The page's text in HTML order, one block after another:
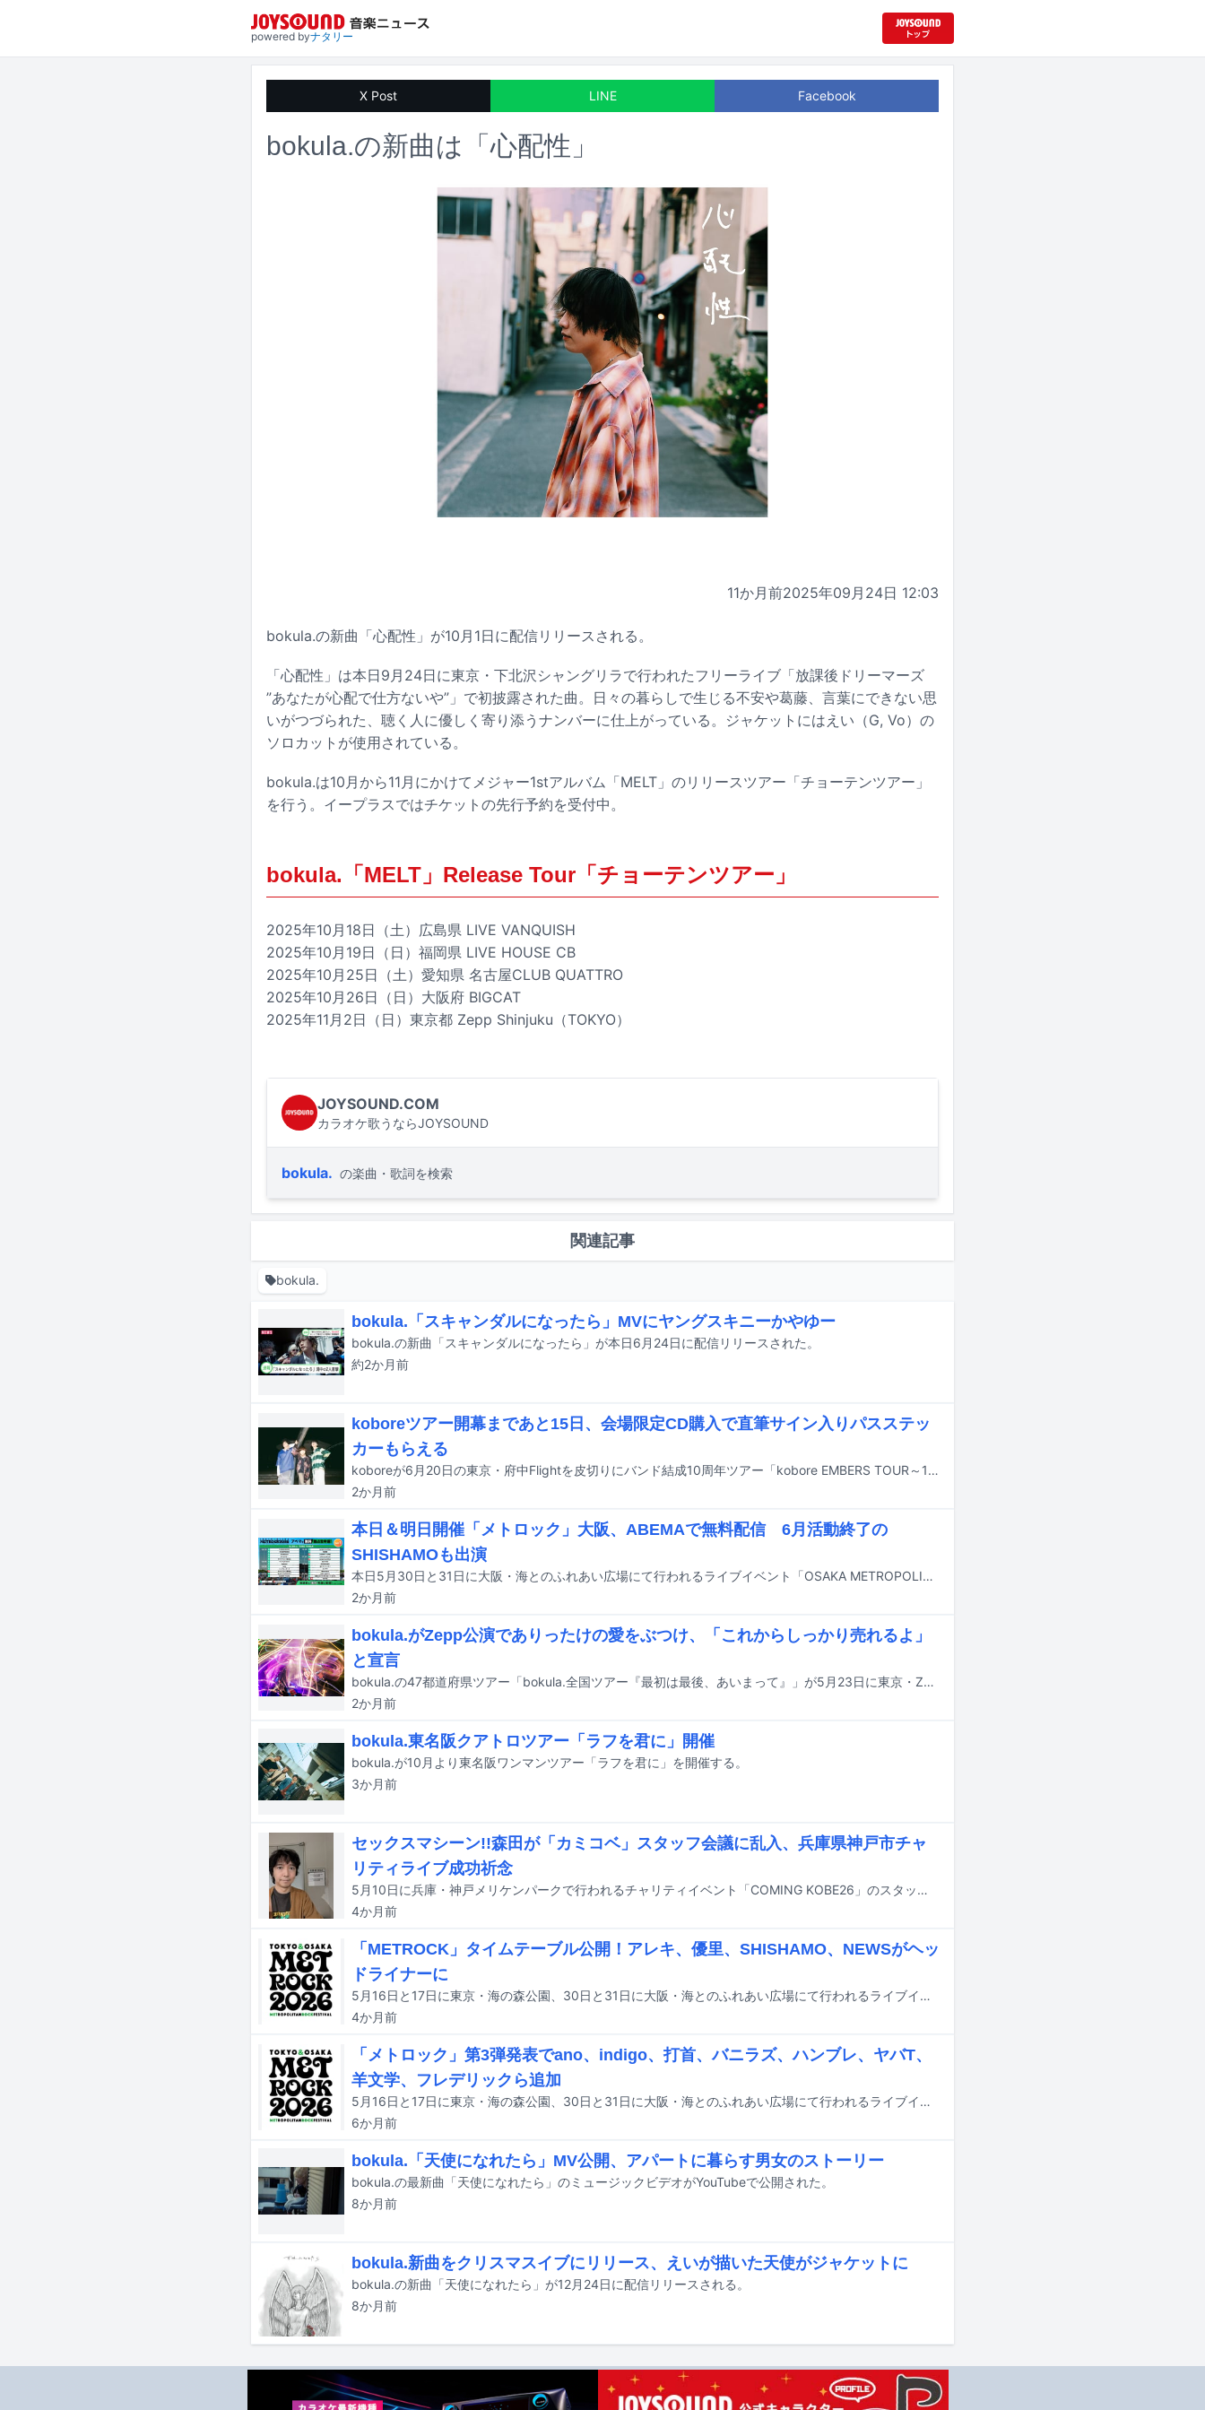
powered byナタリー
X Post LINE Facebook
bokula.の新曲は「心配性」
11か月前2025年09月24日 12:03
bokula.の新曲「心配性」が10月1日に配信リリースされる。
「心配性」は本日9月24日に東京・下北沢シャングリラで行われたフリーライブ「放課後ドリーマーズ
”あなたが心配で仕方ないや”」で初披露された曲。日々の暮らしで生じる不安や葛藤、言葉にできない思
いがつづられた、聴く人に優しく寄り添うナンバーに仕上がっている。ジャケットにはえい（G, Vo）の
ソロカットが使用されている。
bokula.は10月から11月にかけてメジャー1stアルバム「MELT」のリリースツアー「チョーテンツアー」
を行う。イープラスではチケットの先行予約を受付中。
bokula.「MELT」Release Tour「チョーテンツアー」
2025年10月18日（土）広島県 LIVE VANQUISH
2025年10月19日（日）福岡県 LIVE HOUSE CB
2025年10月25日（土）愛知県 名古屋CLUB QUATTRO
2025年10月26日（日）大阪府 BIGCAT
2025年11月2日（日）東京都 Zepp Shinjuku（TOKYO）
JOYSOUND.COM
カラオケ歌うならJOYSOUND
bokula. の楽曲・歌詞を検索
関連記事
bokula.
bokula.「スキャンダルになったら」MVにヤングスキニーかやゆー
bokula.の新曲「スキャンダルになったら」が本日6月24日に配信リリースされた。
約2か月前
koboreツアー開幕まであと15日、会場限定CD購入で直筆サイン入りパスステッ
カーもらえる
koboreが6月20日の東京・府中Flightを皮切りにバンド結成10周年ツアー「kobore EMBERS TOUR～10th Anniversary～」を開催。ツアー初日より会場限定CD「EMBERS」をリリースする。
2か月前
本日＆明日開催「メトロック」大阪、ABEMAで無料配信 6月活動終了の
SHISHAMOも出演
本日5月30日と31日に大阪・海とのふれあい広場にて行われるライブイベント「OSAKA METROPOLITAN ROCK FESTIVAL 2026」の模様が、ABEMAのメトロックチャンネルにて無料配信される。
2か月前
bokula.がZepp公演でありったけの愛をぶつけ、「これからしっかり売れるよ」
と宣言
bokula.の47都道府県ツアー「bokula.全国ツアー『最初は最後、あいまって』」が5月23日に東京・Zepp DiverCity（TOKYO）で閉幕した。
2か月前
bokula.東名阪クアトロツアー「ラフを君に」開催
bokula.が10月より東名阪ワンマンツアー「ラフを君に」を開催する。
3か月前
セックスマシーン!!森田が「カミコベ」スタッフ会議に乱入、兵庫県神戸市チャ
リティライブ成功祈念
5月10日に兵庫・神戸メリケンパークで行われるチャリティイベント「COMING KOBE26」のスタッフ会議に、セックスマシーン!!の森田剛史（Vo, Key）が乱入した。
4か月前
「METROCK」タイムテーブル公開！アレキ、優里、SHISHAMO、NEWSがヘッ
ドライナーに
5月16日と17日に東京・海の森公園、30日と31日に大阪・海とのふれあい広場にて行われるライブイベント「METROPOLITAN ROCK FESTIVAL 2026」のタイムテーブルとステージ割が公開された。
4か月前
「メトロック」第3弾発表でano、indigo、打首、バニラズ、ハンブレ、ヤバT、
羊文学、フレデリックら追加
5月16日と17日に東京・海の森公園、30日と31日に大阪・海とのふれあい広場にて行われるライブイベント「METROPOLITAN ROCK FESTIVAL 2026」の出演アーティスト第3弾が発表された。
6か月前
bokula.「天使になれたら」MV公開、アパートに暮らす男女のストーリー
bokula.の最新曲「天使になれたら」のミュージックビデオがYouTubeで公開された。
8か月前
bokula.新曲をクリスマスイブにリリース、えいが描いた天使がジャケットに
bokula.の新曲「天使になれたら」が12月24日に配信リリースされる。
8か月前